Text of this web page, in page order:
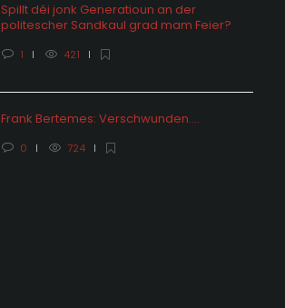
Spillt déi jonk Generatioun an der
politescher Sandkaul grad mam Feier?
1 421
Frank Bertemes: Verschwunden….
0 724